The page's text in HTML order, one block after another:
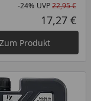
Preis
-24% UVP22,95 €
17,27 €
Zum Produkt